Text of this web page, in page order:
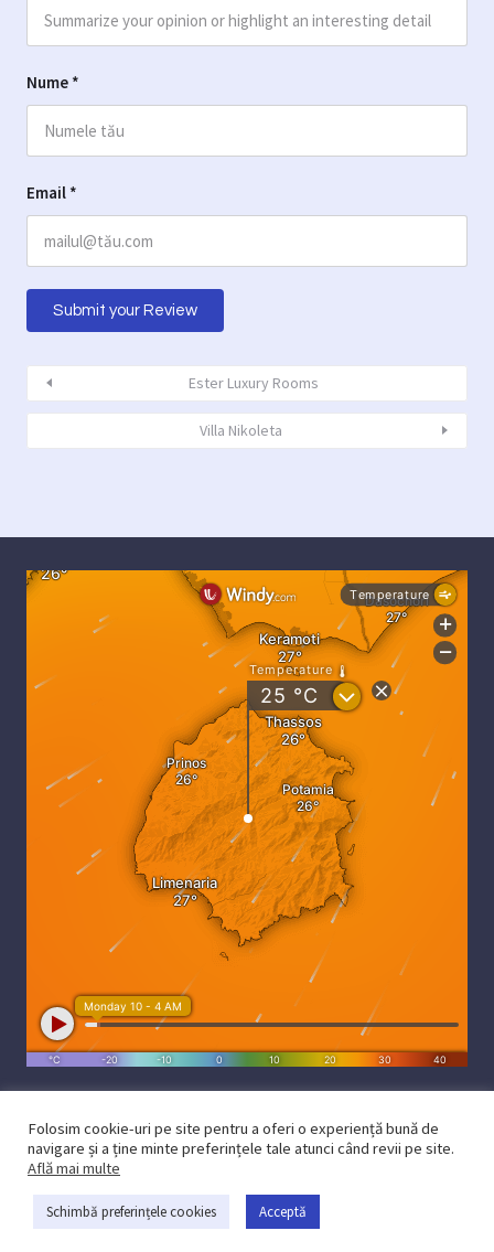
Nume *
Email *
Ester Luxury Rooms
Villa Nikoleta
Folosim cookie-uri pe site pentru a oferi o experiență bună de
navigare și a ține minte preferințele tale atunci când revii pe site.
Află mai multe
Schimbă preferințele cookies Acceptă